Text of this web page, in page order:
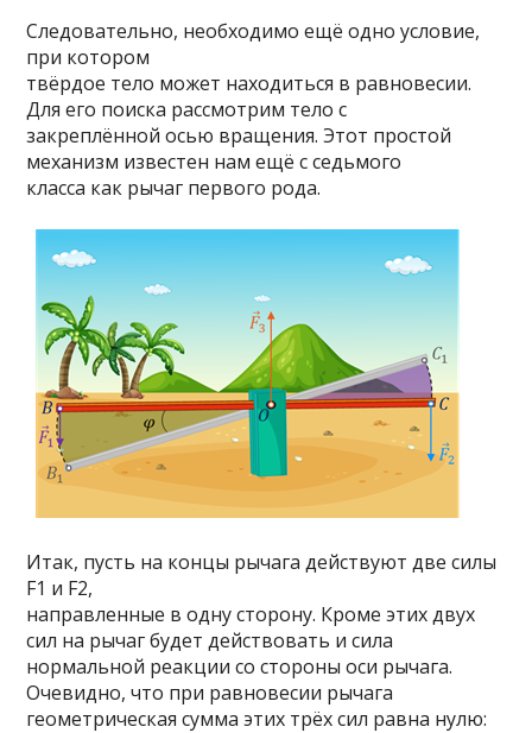
Следовательно, необходимо ещё одно условие,
при котором
твёрдое тело может находиться в равновесии.
Для его поиска рассмотрим тело с
закреплённой осью вращения. Этот простой
механизм известен нам ещё с седьмого
класса как рычаг первого рода.
Итак, пусть на концы рычага действуют две силы
F1 и F2,
направленные в одну сторону. Кроме этих двух
сил на рычаг будет действовать и сила
нормальной реакции со стороны оси рычага.
Очевидно, что при равновесии рычага
геометрическая сумма этих трёх сил равна нулю: